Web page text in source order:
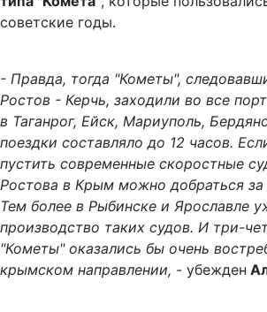
советские годы.
- Правда, тогда "Кометы",
Ростов - Керчь, заходили во все
в Таганрог, Ейск, Мариуполь,
поездки составляло до 12 часов.
пустить современные скоростные
Ростова в Крым можно добраться за
Тем более в Рыбинске и Ярославле
производство таких судов. И три-
"Кометы" оказались бы очень
крымском направлении, - убежден